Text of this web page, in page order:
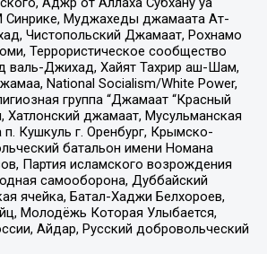
Синрике, Муджахеды джамаата Ат-
Чистопольский Джамаат, Рохнамо
Террористическое сообщество
валь-Джихад, Хайят Тахрир аш-Шам,
National Socialism/White Power,
группа “Джамаат “Красный
Хатлонский джамаат, Мусульманская
п. Кушкуль г. Оренбург, Крымско-
батальон имени Номана
Партия исламского возрождения
самооборона, Дуббайский
ячейка, Батал-Хаджи Белхороев,
Молодёжь Которая Улыбается,
Айдар, Русский добровольческий